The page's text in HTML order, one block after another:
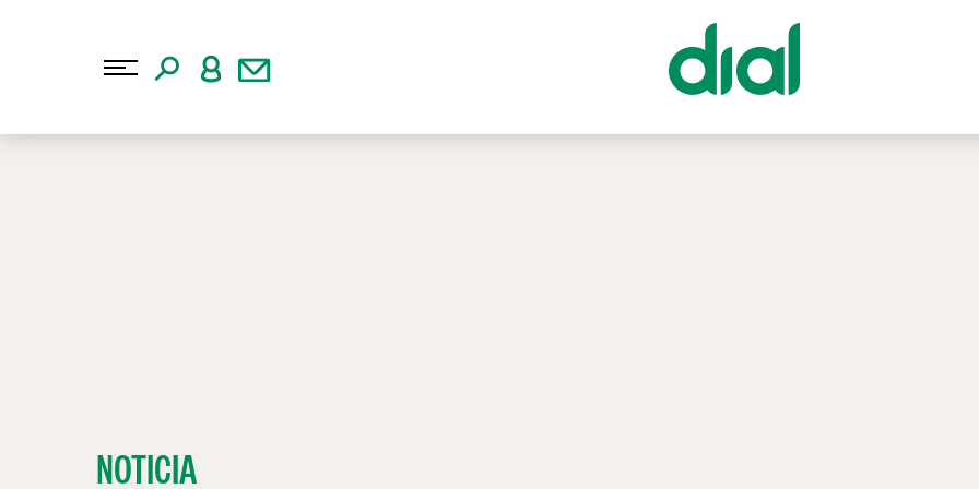
NOTICIA